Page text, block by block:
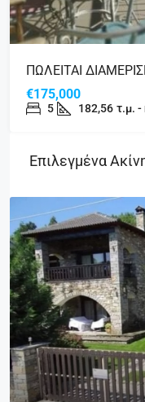
ΠΩΛΕΙΤΑΙ
€175,000
5 182,56 τ.μ. -
Επιλεγμένα